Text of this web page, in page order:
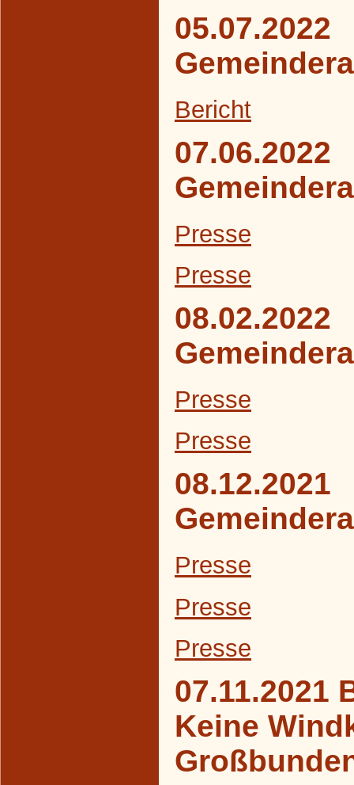
05.07.2022
Bericht
07.06.2022
Presse
Presse
08.02.2022
Presse
Presse
08.12.2021
Presse
Presse
Presse
07.11.2021
Keine